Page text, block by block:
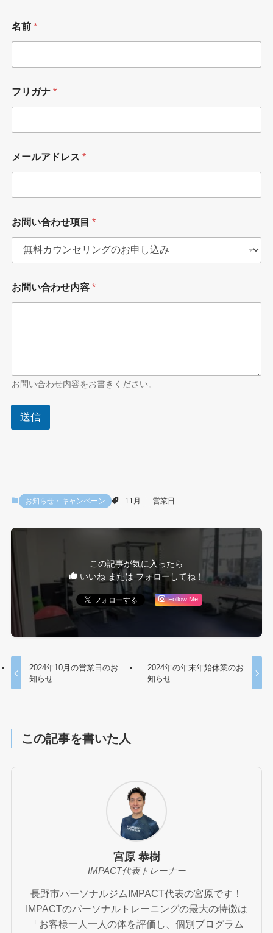
名前 *
フリガナ *
メールアドレス *
名
前
お問い合わせ項目 *
お問い合わせ内容 *
お問い合わせ内容をお書きください。
送信
お知らせ・キャンペーン 11月 営業日
この記事が気に入ったら
いいね または フォローしてね！
Follow Me
2024年10月の営業日のお
知らせ
2024年の年末年始休業のお
知らせ
この記事を書いた人
宮原 恭樹
IMPACT代表トレーナー
長野市パーソナルジムIMPACT代表の宮原です！
IMPACTのパーソナルトレーニングの最大の特徴は
「お客様一人一人の体を評価し、個別プログラム